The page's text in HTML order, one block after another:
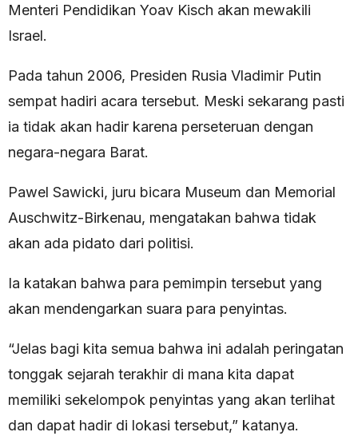
Menteri Pendidikan Yoav Kisch akan mewakili
Israel.
Pada tahun 2006, Presiden Rusia Vladimir Putin
sempat hadiri acara tersebut. Meski sekarang pasti
ia tidak akan hadir karena perseteruan dengan
negara-negara Barat.
Pawel Sawicki, juru bicara Museum dan Memorial
Auschwitz-Birkenau, mengatakan bahwa tidak
akan ada pidato dari politisi.
Ia katakan bahwa para pemimpin tersebut yang
akan mendengarkan suara para penyintas.
“Jelas bagi kita semua bahwa ini adalah peringatan
tonggak sejarah terakhir di mana kita dapat
memiliki sekelompok penyintas yang akan terlihat
dan dapat hadir di lokasi tersebut,” katanya.